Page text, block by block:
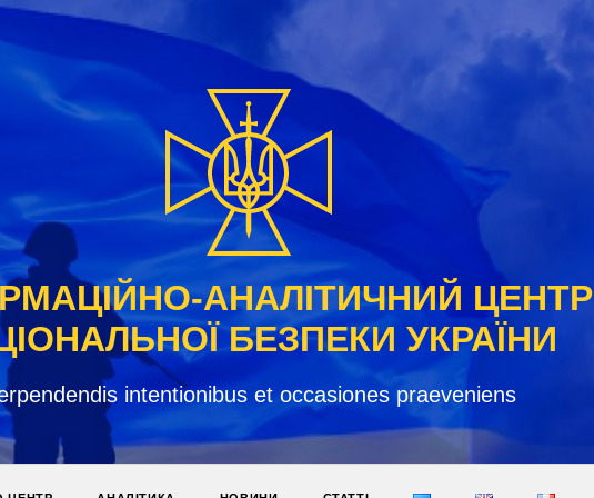
АНАЛІТИЧНИЙ ЦЕНТР
БЕЗПЕКИ УКРАЇНИ
intentionibus et occasiones praeveniens